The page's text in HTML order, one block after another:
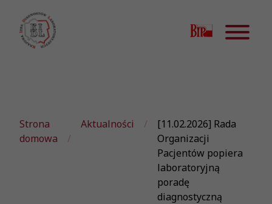
Strona
domowa
Aktualności
[11.02.2026] Rada
Organizacji
Pacjentów popiera
laboratoryjną
poradę
diagnostyczną